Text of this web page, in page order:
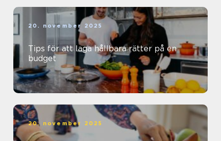
20. november 2025
Tips för att laga hållbara rätter på en
budget
20. november 2025